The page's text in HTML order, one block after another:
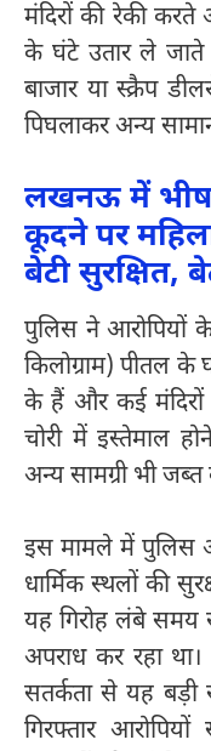
मंदिरों की रेकी
के घंटे उतार ले जाते
बाजार या स्क्रैप
पिघलाकर अन्य
लखनऊ में
कूदने पर
बेटी सुरक्षित,
पुलिस ने आरोपियों
किलोग्राम) पीतल के
के हैं और कई मंदिरों
चोरी में इस्तेमाल
अन्य सामग्री भी
इस मामले में पुलिस
धार्मिक स्थलों की
यह गिरोह लंबे समय
अपराध कर रहा
सतर्कता से यह बड़ी
गिरफ्तार